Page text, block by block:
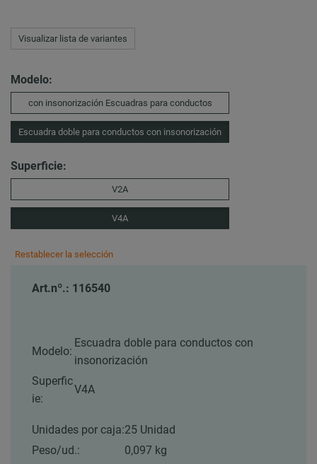
Visualizar lista de variantes
Modelo:
con insonorización Escuadras para conductos
Escuadra doble para conductos con insonorización
Superficie:
V2A
V4A
Restablecer la selección
Art.nº.: 116540
Modelo:
Escuadra doble para conductos con
insonorización
Superfic
ie:
V4A
Unidades por caja:25 Unidad
Peso/ud.:
0,097 kg